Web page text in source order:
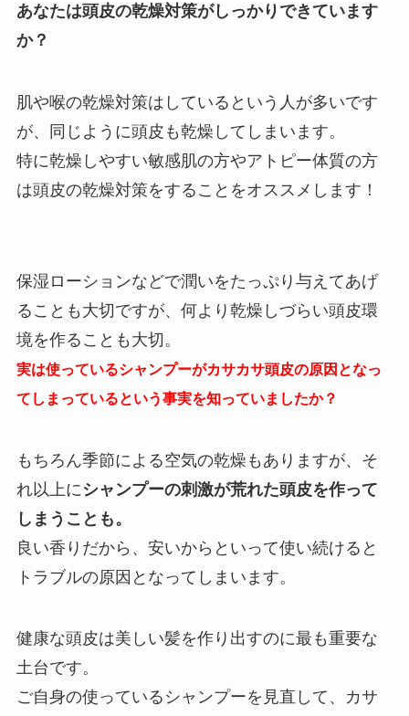
あなたは頭皮の乾燥対策がしっかりできています
か？
肌や喉の乾燥対策はしているという人が多いです
が、同じように頭皮も乾燥してしまいます。
特に乾燥しやすい敏感肌の方やアトピー体質の方
は頭皮の乾燥対策をすることをオススメします！
保湿ローションなどで潤いをたっぷり与えてあげ
ることも大切ですが、何より乾燥しづらい頭皮環
境を作ることも大切。
実は使っているシャンプーがカサカサ頭皮の原因となっ
てしまっているという事実を知っていましたか？
もちろん季節による空気の乾燥もありますが、そ
れ以上に シャンプーの刺激が荒れた頭皮を作って
しまうことも。
良い香りだから、安いからといって使い続けると
トラブルの原因となってしまいます。
健康な頭皮は美しい髪を作り出すのに最も重要な
土台です。
ご自身の使っているシャンプーを見直して、カサ